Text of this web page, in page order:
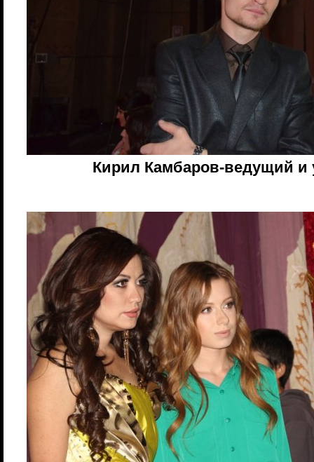
Кирил Камбаров-ведущий и